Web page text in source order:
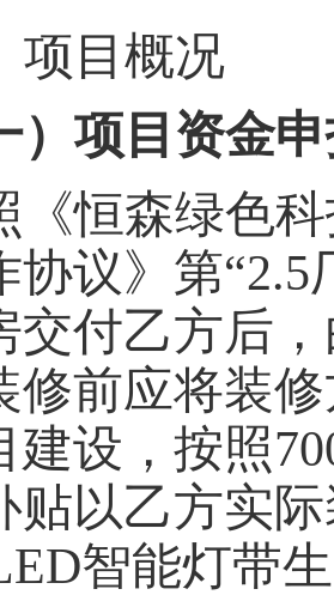
项目概况
）项目资金
《恒森绿色
协议》第“2.5
交付乙方后
修前应将装
建设，按照
贴以乙方实
智能灯带